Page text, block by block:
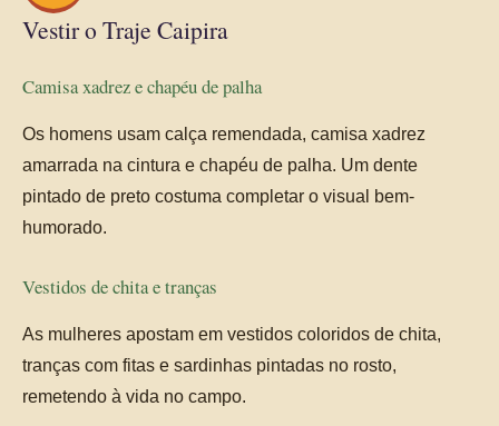
Vestir o Traje Caipira
Camisa xadrez e chapéu de palha
Os homens usam calça remendada, camisa xadrez
amarrada na cintura e chapéu de palha. Um dente
pintado de preto costuma completar o visual bem-
humorado.
Vestidos de chita e tranças
As mulheres apostam em vestidos coloridos de chita,
tranças com fitas e sardinhas pintadas no rosto,
remetendo à vida no campo.